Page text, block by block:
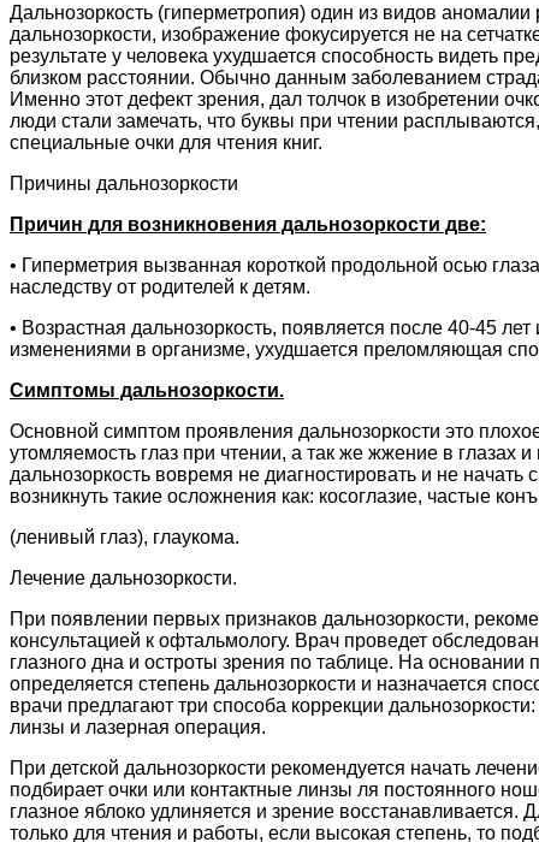
Дальнозоркость (гиперметропия) один из видов
дальнозоркости, изображение фокусируется не на
результате у человека ухудшается способность видеть
близком расстоянии. Обычно данным заболеванием
Именно этот дефект зрения, дал толчок в изобретении
люди стали замечать, что буквы при чтении
специальные очки для чтения книг.
Причины дальнозоркости
Причин для возникновения дальнозоркости две:
• Гиперметрия вызванная короткой продольной осью
наследству от родителей к детям.
• Возрастная дальнозоркость, появляется после 40-45
изменениями в организме, ухудшается преломляющая
Симптомы дальнозоркости.
Основной симптом проявления дальнозоркости это
утомляемость глаз при чтении, а так же жжение в глазах
дальнозоркость вовремя не диагностировать и не начать
возникнуть такие осложнения как: косоглазие, частые
(ленивый глаз), глаукома.
Лечение дальнозоркости.
При появлении первых признаков дальнозоркости,
консультацией к офтальмологу. Врач проведет
глазного дна и остроты зрения по таблице. На основании
определяется степень дальнозоркости и назначается
врачи предлагают три способа коррекции
линзы и лазерная операция.
При детской дальнозоркости рекомендуется начать
подбирает очки или контактные линзы ля постоянного
глазное яблоко удлиняется и зрение восстанавливается.
только для чтения и работы, если высокая степень, то